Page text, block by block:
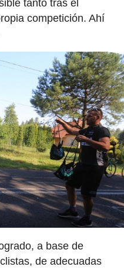
tanto tras el
competición. Ahí
a base de
de adecuadas